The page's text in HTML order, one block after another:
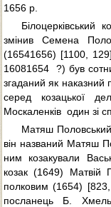
1656 р.
змінив Семена
(16541656) [1100,
16081654  ?) був
згаданий як наказний
серед козацької
Москаленків  один зі
Матяш
він названий Матяш
ним козакували
козак (1649) Матвій
полковим (1654)
посланець Б.